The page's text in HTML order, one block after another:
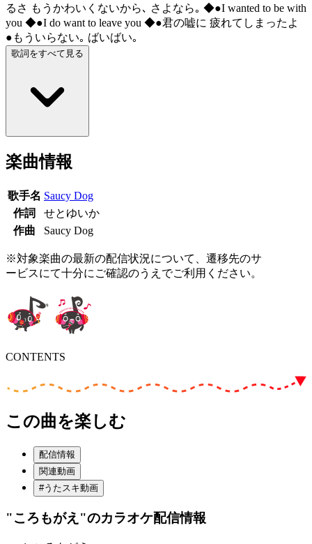
るさ もうかわいくないから､ さよなら｡ ◆●I wanted to be with
you ◆●I do want to leave you ◆●君の嘘に 疲れてしまったよ
●もういらない｡ ばいばい｡
歌詞をすべて見る
楽曲情報
歌手名 Saucy Dog
作詞
せとゆいか
作曲
Saucy Dog
※対象楽曲の最新の配信状況について、遷移先のサ
ービスにて十分にご確認のうえでご利用ください。
CONTENTS
この曲を楽しむ
配信情報
関連動画
#うたスキ動画
"ころもがえ"のカラオケ配信情報